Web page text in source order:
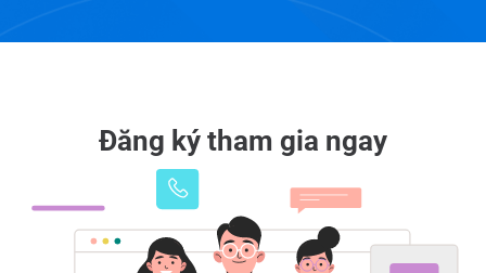
Đăng ký tham gia ngay